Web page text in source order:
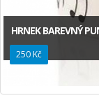
HRNEK BAREVNÝ
250 Kč